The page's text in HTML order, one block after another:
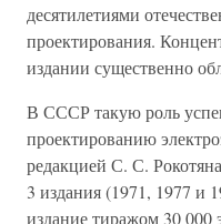
десятилетиями
проектирования.
издании существенно
В СССР такую роль
проектированию
редакцией С. С.
3 издания (1971, 1977 и
издание тиражом 30 000